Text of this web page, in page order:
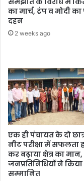
का मार्च, ट्रंप व मोदी
दहन
2 weeks ago
एक ही पंचायत के दो
नीट परीक्षा में सफलता
कर बढ़ाया क्षेत्र का मान,
जनप्रतिनिधियों ने किया
सम्मानित